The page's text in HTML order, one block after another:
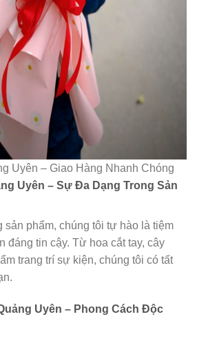
Uyên – Giao Hàng Nhanh Chóng
Uyên – Sự Đa Dạng Trong Sản
phẩm, chúng tôi tự hào là tiệm
đáng tin cậy. Từ hoa cắt tay, cây
trang trí sự kiện, chúng tôi có tất
Uyên – Phong Cách Độc